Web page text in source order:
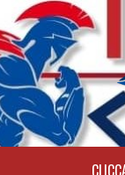
Skip
to
content